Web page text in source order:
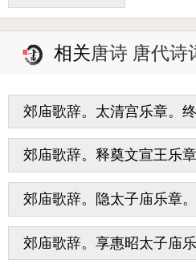
相关唐诗 唐代诗
郊庙歌辞。太清宫乐章。
郊庙歌辞。释奠文宣王乐
郊庙歌辞。隐太子庙乐章
郊庙歌辞。享惠昭太子庙